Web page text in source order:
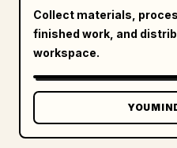
アニメ塗りにしない。
前景の学友はスマートフォ
に大きく映り込んでいる。
Collect materials,
finished work, and
workspace.